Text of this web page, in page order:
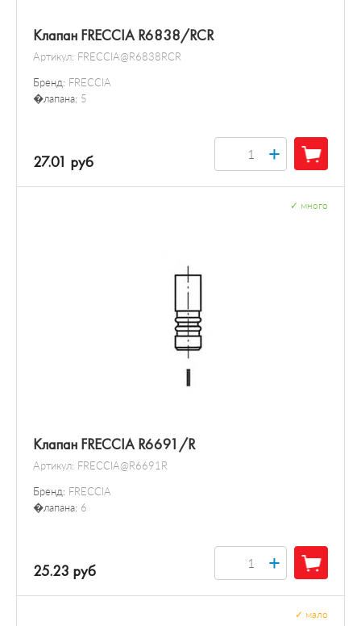
Клапан FRECCIA R6838/RCR
Артикул: FRECCIA@R6838RCR
Бренд: FRECCIA
�лапана: 5
27.01 руб +
Клапан FRECCIA R6691/R
Артикул: FRECCIA@R6691R
Бренд: FRECCIA
�лапана: 6
много
25.23 руб +
мало